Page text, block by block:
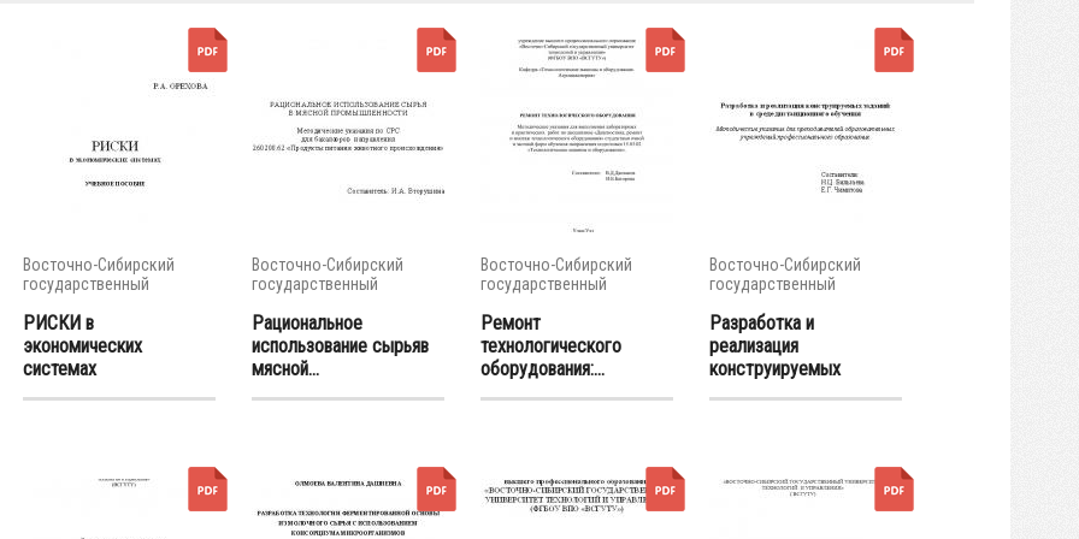
Восточно-Сибирский
государственный
РИСКИ в
экономических
системах
Восточно-Сибирский
государственный
Рациональное
использование сырьяв
мясной...
Восточно-Сибирский
государственный
Ремонт
технологического
оборудования:...
Восточно-Сибирский
государственный
Разработка и
реализация
конструируемых
заданий в...